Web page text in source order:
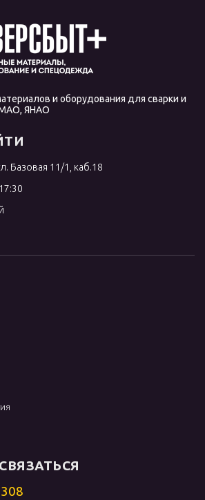
и оборудования для сварки и
ЯНАО
Базовая 11/1, каб.18